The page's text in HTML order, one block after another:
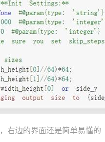
右边的界面还是简单易懂的